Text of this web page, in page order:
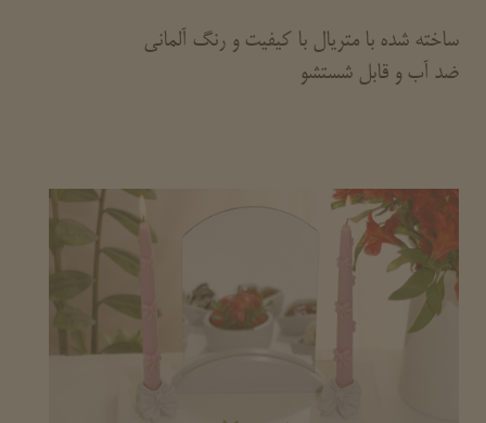
ساخته شده با متریال با کیفیت و رنگ آلمانی
ضد آب و قابل شستشو